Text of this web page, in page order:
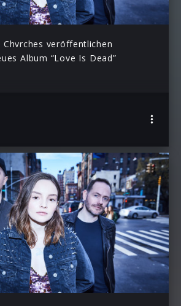
Chvrches veröffentlichen
Album “Love Is Dead”